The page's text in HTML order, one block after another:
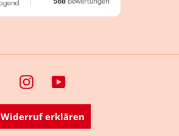
InstagramYouTube
Widerruf erklären